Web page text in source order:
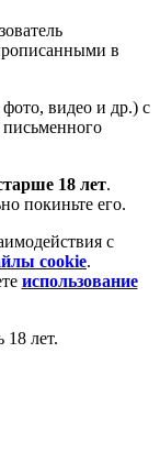
в
видео и др.) с
18 лет.
покиньте его.
с
cookie.
использование
18 лет.